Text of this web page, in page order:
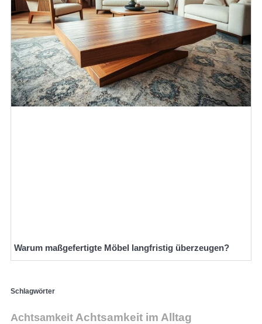
Warum maßgefertigte Möbel langfristig überzeugen?
Schlagwörter
Achtsamkeit Achtsamkeit im Alltag